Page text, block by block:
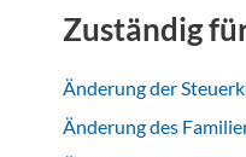
Zuständig
Änderung der
Änderung des